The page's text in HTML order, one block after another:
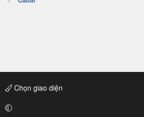
Chọn giao diện